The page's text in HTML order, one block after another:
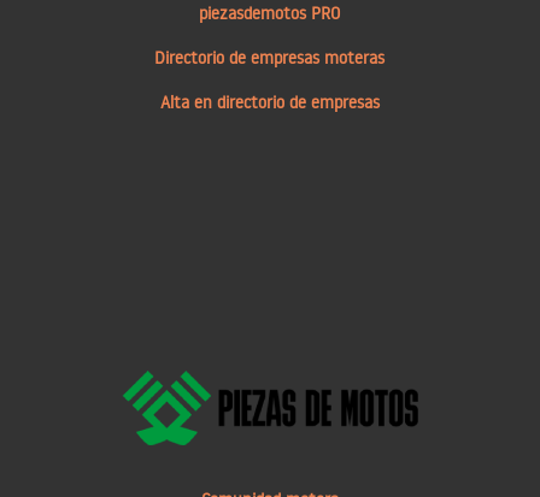
piezasdemotos PRO
Directorio de empresas moteras
Alta en directorio de empresas